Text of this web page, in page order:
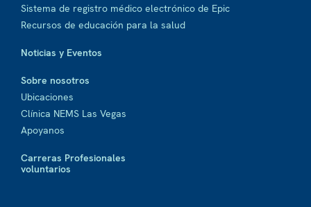
Sistema de registro médico electrónico de Epic
Recursos de educación para la salud
Noticias y Eventos
Sobre nosotros
Ubicaciones
Clínica NEMS Las Vegas
Apoyanos
Carreras Profesionales
voluntarios